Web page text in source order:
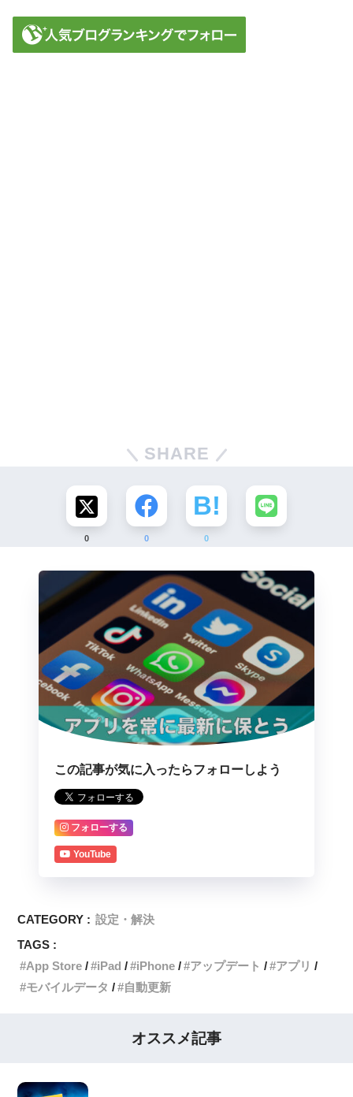
SHARE
0 0 0
この記事が気に入ったらフォローしよう
フォローする
YouTube
CATEGORY : 設定・解決
TAGS :
App Store
iPad iPhone アップデート
アプリ
モバイルデータ
自動更新
オススメ記事